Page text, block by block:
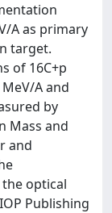
A as primary
target.
of 16C+p
A and
by
Mass and
and
optical
Publishing